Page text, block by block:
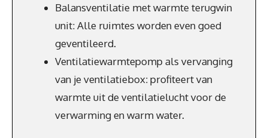
Balansventilatie met warmte terugwin
unit: Alle ruimtes worden even goed
geventileerd.
Ventilatiewarmtepomp als vervanging
van je ventilatiebox: profiteert van
warmte uit de ventilatielucht voor de
verwarming en warm water.